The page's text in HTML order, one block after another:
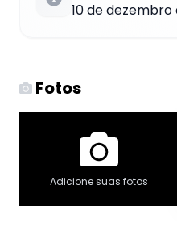
10 de dezembro
Fotos
Adicione suas fotos